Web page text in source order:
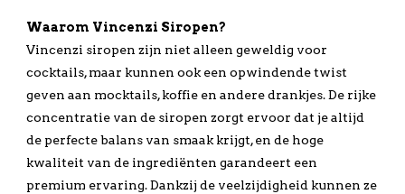
Waarom Vincenzi Siropen?
Vincenzi siropen zijn niet alleen geweldig voor
cocktails, maar kunnen ook een opwindende twist
geven aan mocktails, koffie en andere drankjes. De rijke
concentratie van de siropen zorgt ervoor dat je altijd
de perfecte balans van smaak krijgt, en de hoge
kwaliteit van de ingrediënten garandeert een
premium ervaring. Dankzij de veelzijdigheid kunnen ze